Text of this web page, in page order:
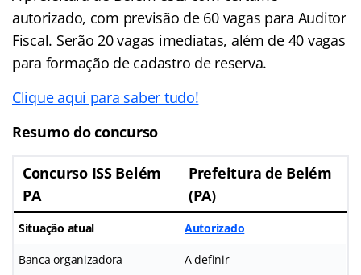
autorizado, com previsão de 60 vagas para Auditor
Fiscal. Serão 20 vagas imediatas, além de 40 vagas
para formação de cadastro de reserva.
Clique aqui para saber tudo!
Resumo do concurso
Concurso ISS Belém
PA
Prefeitura de Belém
(PA)
Situação atual Autorizado
Banca organizadora A definir